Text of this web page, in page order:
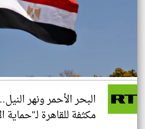
البحر الأحمر ونهر
مكثفة للقاهرة لـ"حماية